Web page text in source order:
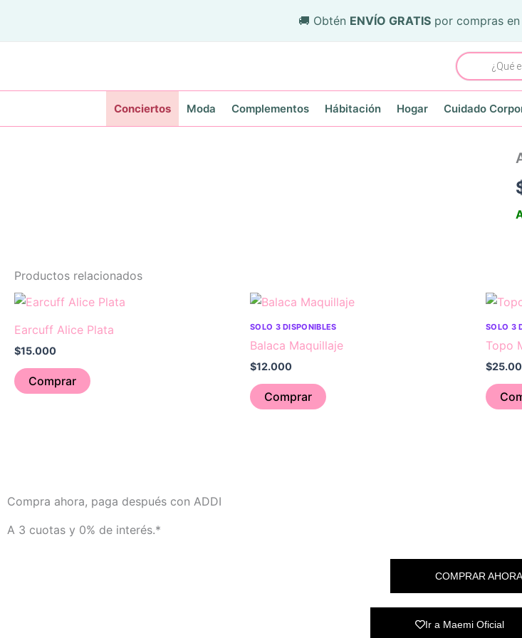
🚚 Obtén ENVÍO GRATIS por compras en
Búsqueda
de
productos
Conciertos Moda Complementos Hábitación Hogar Cuidado
Productos relacionados
Earcuff Alice Plata
$15.000
Comprar
SOLO 3 DISPONIBLES
Balaca Maquillaje
$12.000
Comprar
SOLO 3
Topo
$
Compra ahora, paga después con ADDI
A 3 cuotas y 0% de interés.*
COMPRAR AHORA
Ir a Maemi Oficial